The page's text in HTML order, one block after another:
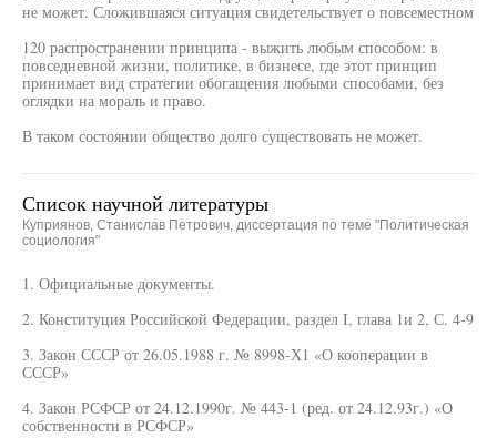
не может. Сложившаяся ситуация свидетельствует о повсеместном
120 распространении принципа - выжить любым способом: в
повседневной жизни, политике, в бизнесе, где этот принцип
принимает вид стратегии обогащения любыми способами, без
оглядки на мораль и право.
В таком состоянии общество долго существовать не может.
Список научной литературы
Куприянов, Станислав Петрович, диссертация по теме "Политическая
социология"
1. Официальные документы.
2. Конституция Российской Федерации, раздел I, глава 1и 2, С. 4-9
3. Закон СССР от 26.05.1988 г. № 8998-Х1 «О кооперации в
СССР»
4. Закон РСФСР от 24.12.1990г. № 443-1 (ред. от 24.12.93г.) «О
собственности в РСФСР»